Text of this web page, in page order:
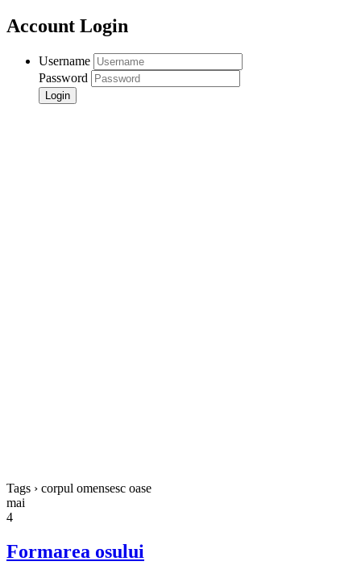
Account Login
Username
Password
Tags › corpul omensesc oase
mai
4
Formarea osului